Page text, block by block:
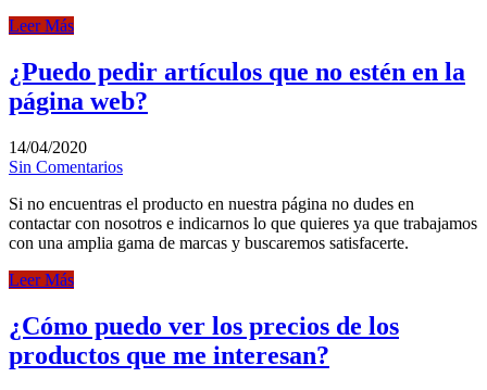
Leer Más
¿Puedo pedir artículos que no estén en la
página web?
14/04/2020
Sin Comentarios
Si no encuentras el producto en nuestra página no dudes en
contactar con nosotros e indicarnos lo que quieres ya que trabajamos
con una amplia gama de marcas y buscaremos satisfacerte.
Leer Más
¿Cómo puedo ver los precios de los
productos que me interesan?